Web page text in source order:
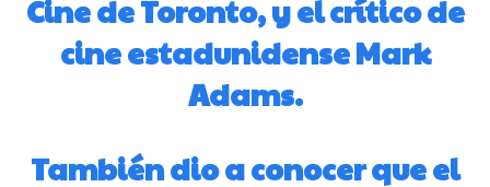
Cine de Toronto, y el crítico de
cine estadunidense Mark
Adams.
También dio a conocer que el